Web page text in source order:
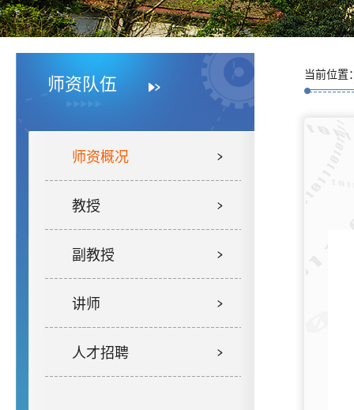
师资队伍
师资概况
教授
副教授
讲师
人才招聘
当前位置